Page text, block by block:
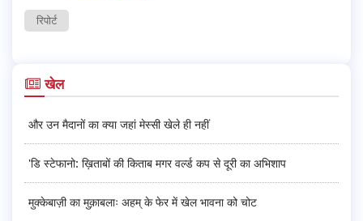
रिपोर्ट
खेल
और उन मैदानों का क्या जहां मेस्सी खेले ही नहीं
'डि स्टेफानो: ख़िताबों की किताब मगर वर्ल्ड कप से दूरी का अभिशाप
मुक्केबाज़ी का मुक़ाबलाः अहम् के फेर में खेल भावना को चोट